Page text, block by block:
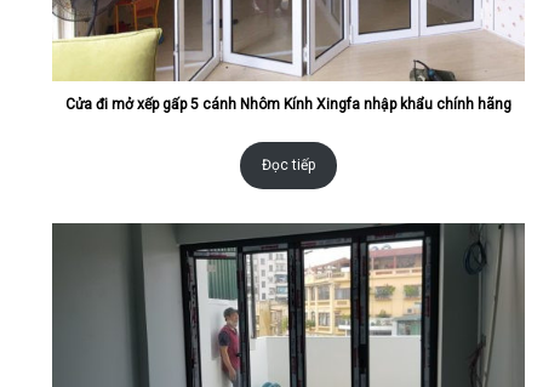
Cửa đi mở xếp gấp 5 cánh Nhôm Kính Xingfa nhập khẩu chính hãng
Đọc tiếp